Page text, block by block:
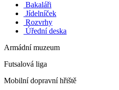
Bakaláři
Jídelníček
Rozvrhy
Úřední deska
Armádní muzeum
Futsalová liga
Mobilní dopravní hřiště